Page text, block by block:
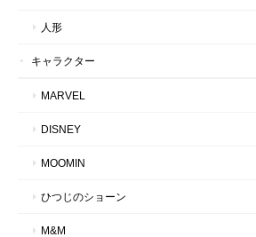
人形
キャラクター
MARVEL
DISNEY
MOOMIN
ひつじのショーン
M&M